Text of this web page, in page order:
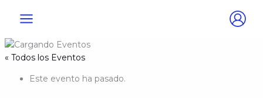
« Todos los Eventos
Este evento ha pasado.